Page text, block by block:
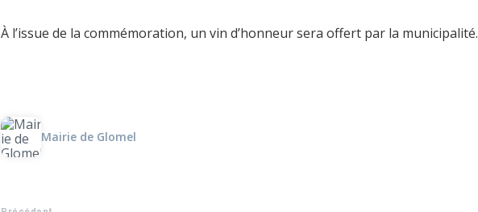
À l’issue de la commémoration, un vin d’honneur sera offert par la municipalité.
Mairie de Glomel